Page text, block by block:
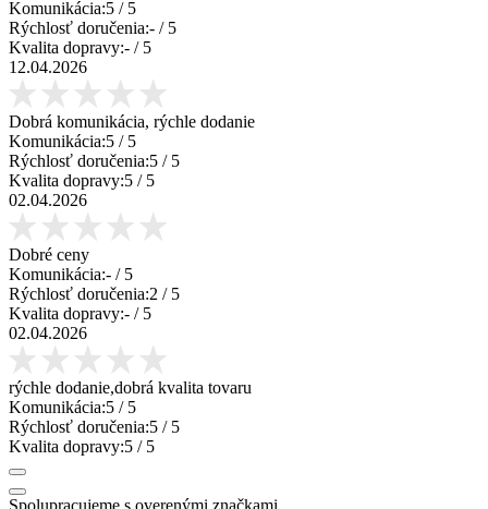
Komunikácia:5 / 5
Rýchlosť doručenia:- / 5
Kvalita dopravy:- / 5
12.04.2026
Dobrá komunikácia, rýchle dodanie
Komunikácia:5 / 5
Rýchlosť doručenia:5 / 5
Kvalita dopravy:5 / 5
02.04.2026
Dobré ceny
Komunikácia:- / 5
Rýchlosť doručenia:2 / 5
Kvalita dopravy:- / 5
02.04.2026
rýchle dodanie,dobrá kvalita tovaru
Komunikácia:5 / 5
Rýchlosť doručenia:5 / 5
Kvalita dopravy:5 / 5
Spolupracujeme s overenými značkami